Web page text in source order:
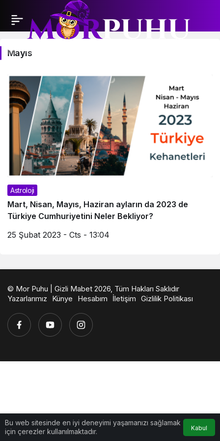
Mayıs
Mayıs
Astroloji
Mart, Nisan, Mayıs, Haziran ayların da 2023 de
Türkiye Cumhuriyetini Neler Bekliyor?
25 Şubat 2023 - Cts - 13:04
Bu web sitesinde en iyi deneyimi yaşamanızı sağlamak
için çerezler kullanılmaktadır.
Kabul
© Mor Puhu | Gizli Mabet 2026, Tüm Hakları Saklıdır
Yazarlarımız
Künye Hesabım İletişim Gizlilik Politikası